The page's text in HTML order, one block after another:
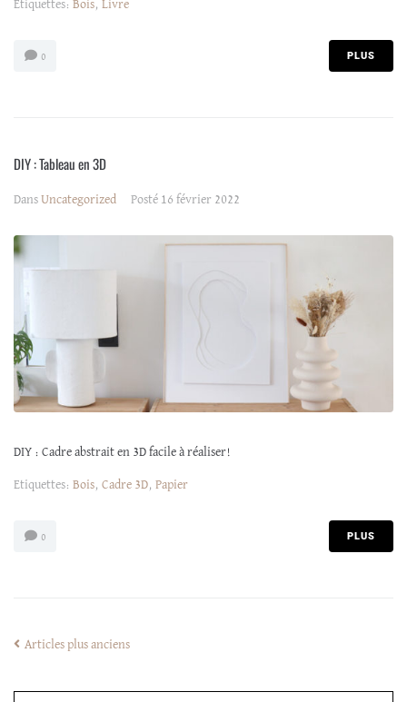
Etiquettes: Bois, Livre
0 PLUS
DIY : Tableau en 3D
Dans Uncategorized Posté 16 février 2022
DIY : Cadre abstrait en 3D facile à réaliser!
Etiquettes: Bois, Cadre 3D, Papier
0 PLUS
Articles plus anciens